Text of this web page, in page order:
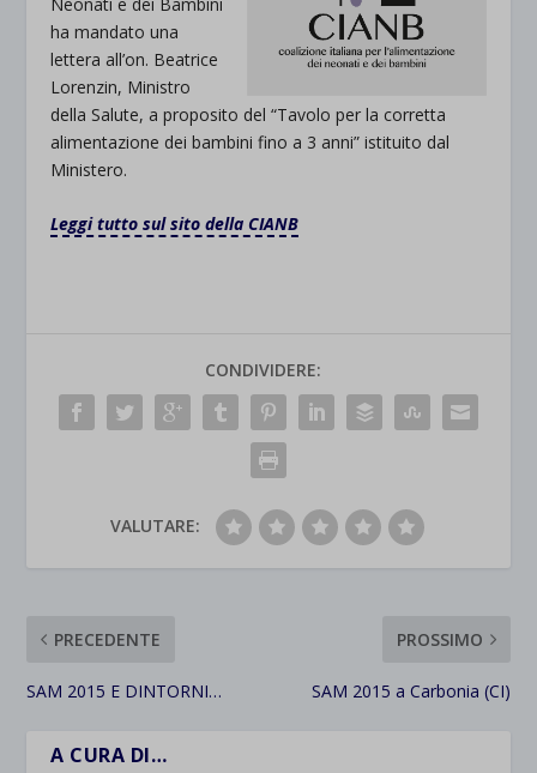
ha mandato una
lettera all’on. Beatrice
Lorenzin, Ministro
della Salute, a proposito del “Tavolo per la corretta
alimentazione dei bambini fino a 3 anni” istituito dal
Ministero.
Leggi tutto sul sito della CIANB
CONDIVIDERE:
VALUTARE:
PRECEDENTE
SAM 2015 E DINTORNI…
PROSSIMO
SAM 2015 a Carbonia (CI)
A CURA DI…